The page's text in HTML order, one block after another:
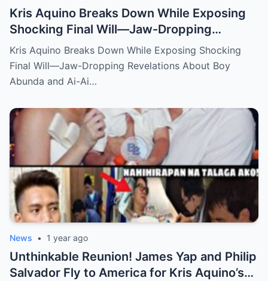
Kris Aquino Breaks Down While Exposing
Shocking Final Will—Jaw-Dropping
Revelations About Boy Abunda and Ai-Ai
Delas Alas Leave Fans Speechless!
Kris Aquino Breaks Down While Exposing Shocking
Final Will—Jaw-Dropping Revelations About Boy
Abunda and Ai-Ai…
News • 1 year ago
Unthinkable Reunion! James Yap and Philip
Salvador Fly to America for Kris Aquino’s